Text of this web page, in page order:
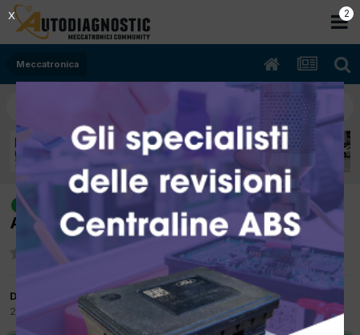
Meccatronica
risolto
[AUDI A6 allroad 04/2003 2500cc
AKE 132Kw Diesel] SOSPENSIONI AD ARIA
Da autoronzoni
29 Marzo 2012inMeccatronica
2
X